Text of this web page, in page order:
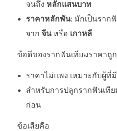
จนถึง หลักแสนบาท
ราคาหลักพัน: มักเป็นราก
จาก จีนหรือ เกาหลี
ข้อดีของรากฟันเทียมราคาถู
ราคาไม่แพง เหมาะกับผู้ที่
สำหรับการปลูกรากฟันเที
ก่อน
ข้อเสียคือ